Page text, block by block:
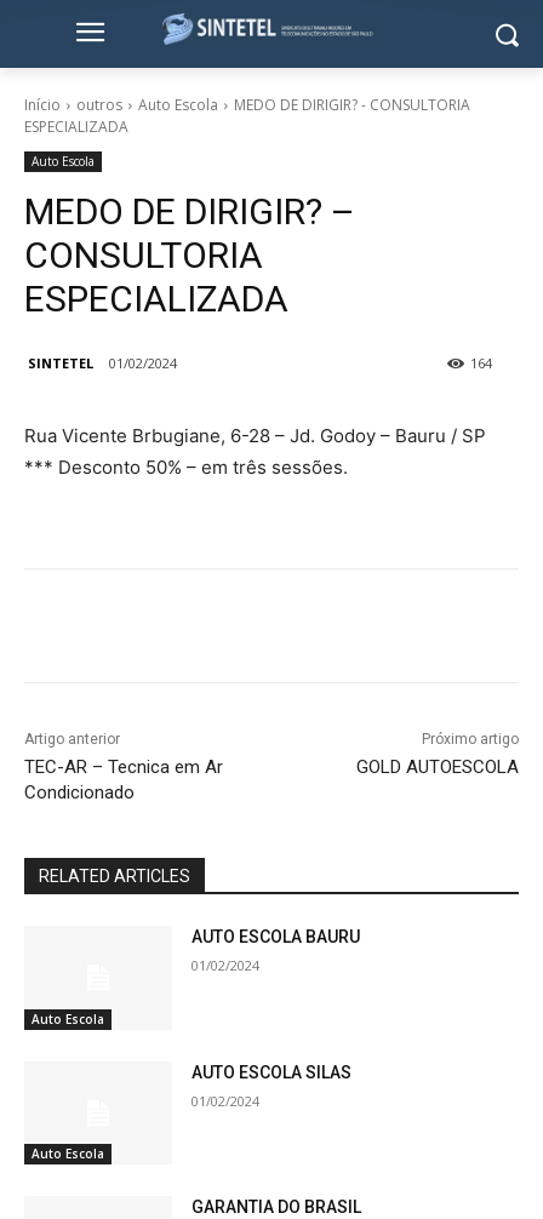
Início outros Auto Escola
MEDO DE DIRIGIR? - CONSULTORIA
ESPECIALIZADA
Auto Escola
MEDO DE DIRIGIR? –
CONSULTORIA
ESPECIALIZADA
SINTETEL 01/02/2024 164
Rua Vicente Brbugiane, 6-28 – Jd. Godoy – Bauru / SP
*** Desconto 50% – em três sessões.
Artigo anterior
TEC-AR – Tecnica em Ar
Condicionado
Próximo artigo
GOLD AUTOESCOLA
RELATED ARTICLES
Auto Escola
AUTO ESCOLA BAURU
01/02/2024
Auto Escola
AUTO ESCOLA SILAS
01/02/2024
GARANTIA DO BRASIL